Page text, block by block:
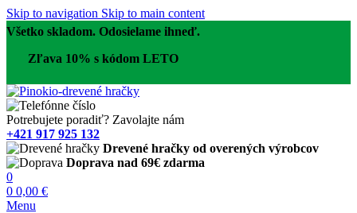
Skip to navigation Skip to main content
Všetko skladom. Odosielame ihneď.
Zľava 10% s kódom LETO
Potrebujete poradiť? Zavolajte nám
+421 917 925 132
Drevené hračky od overených výrobcov
Doprava nad 69€ zdarma
0
0 0,00 €
Menu